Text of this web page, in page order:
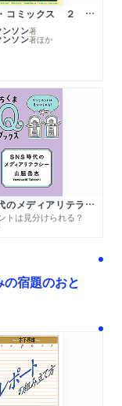
ムーミン・コミックス ２ あこがれの遠い土地
ンソン著
ソン著ほか
ＳＮＳ時代のメディアリテラシー
トは見分けられる？
宿題のおと